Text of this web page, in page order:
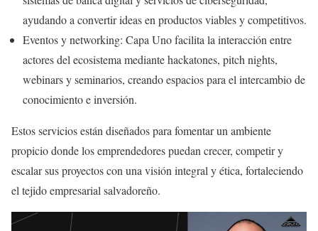
ayudando a convertir ideas en productos viables y competitivos.
Eventos y networking: Capa Uno facilita la interacción entre
actores del ecosistema mediante hackatones, pitch nights,
webinars y seminarios, creando espacios para el intercambio de
conocimiento e inversión.
Estos servicios están diseñados para fomentar un ambiente
propicio donde los emprendedores puedan crecer, competir y
escalar sus proyectos con una visión integral y ética, fortaleciendo
el tejido empresarial salvadoreño.